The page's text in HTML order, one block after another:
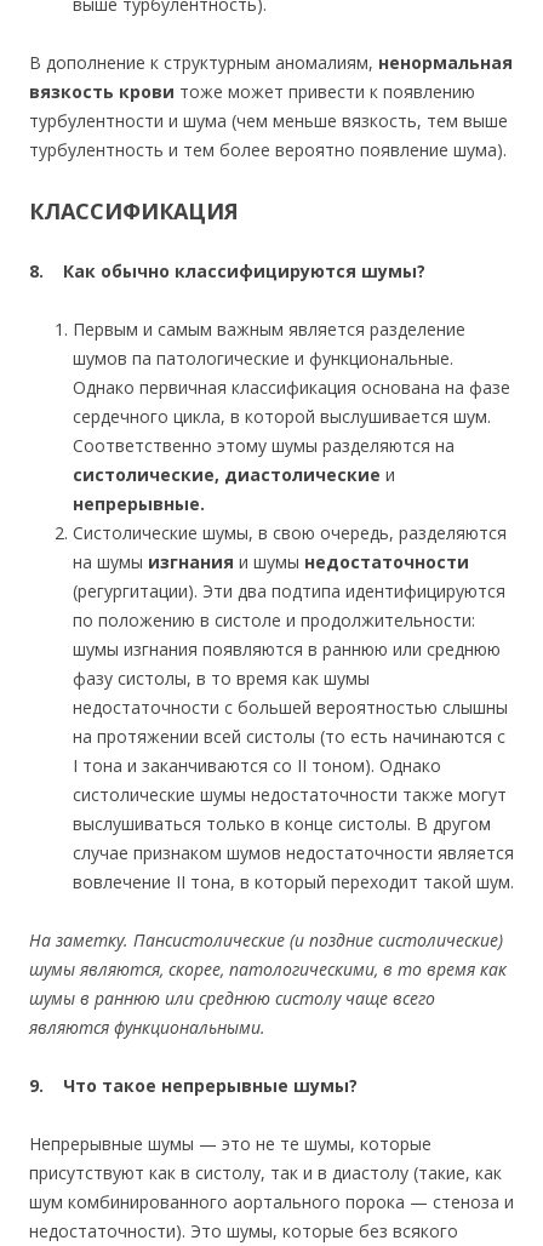
В дополнение к структурным аномалиям, ненормальная
вязкость крови тоже может привести к появлению
турбулентности и шума (чем меньше вязкость, тем выше
турбулентность и тем более вероятно появление шума).
КЛАССИФИКАЦИЯ
8. Как обычно классифицируются шумы?
Первым и самым важным является разделение
шумов па патологические и функциональные.
Однако первичная классификация основана на фазе
сердечного цикла, в которой выслушивается шум.
Соответственно этому шумы разделяются на
систолические, диастолические и
непрерывные.
Систолические шумы, в свою очередь, разделяются
на шумы изгнания и шумы недостаточности
(регургитации). Эти два подтипа идентифицируются
по положению в систоле и продолжительности:
шумы изгнания появляются в раннюю или среднюю
фазу систолы, в то время как шумы
недостаточности с большей вероятностью слышны
на протяжении всей систолы (то есть начинаются с
I тона и заканчиваются со II тоном). Однако
систолические шумы недостаточности также могут
выслушиваться только в конце систолы. В другом
случае признаком шумов недостаточности является
вовлечение II тона, в который переходит такой шум.
На заметку. Пансистолические (и поздние систолические)
шумы являются, скорее, патологическими, в то время как
шумы в раннюю или среднюю систолу чаще всего
являются функциональными.
9. Что такое непрерывные шумы?
Непрерывные шумы — это не те шумы, которые
присутствуют как в систолу, так и в диастолу (такие, как
шум комбинированного аортального порока — стеноза и
недостаточности). Это шумы, которые без всякого